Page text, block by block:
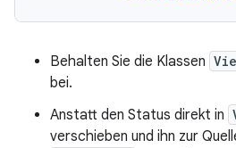
Behalten Sie die Klassen
bei.
Anstatt den Status direkt in
verschieben und ihn zur